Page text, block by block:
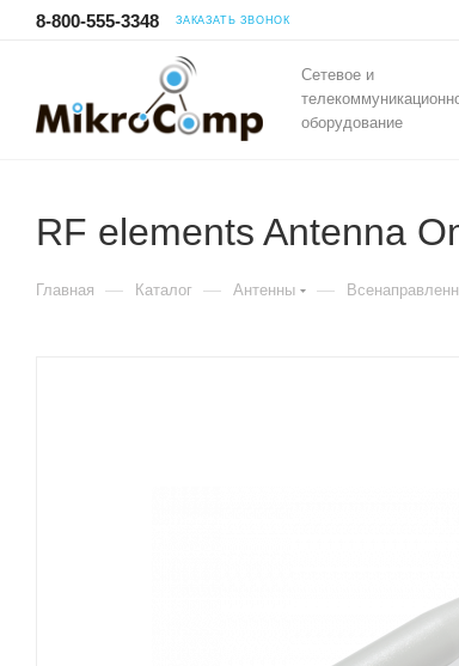
8-800-555-3348 ЗАКАЗАТЬ ЗВОНОК
Сетевое и
оборудование
RF elements Antenna
Главная — Каталог — Антенны —